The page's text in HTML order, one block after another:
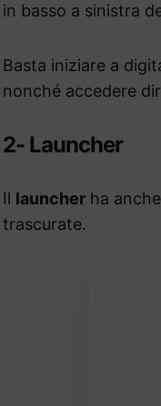
in basso a sinistra
Basta iniziare a
nonché accedere
2- Launcher
Il launcher ha
trascurate.